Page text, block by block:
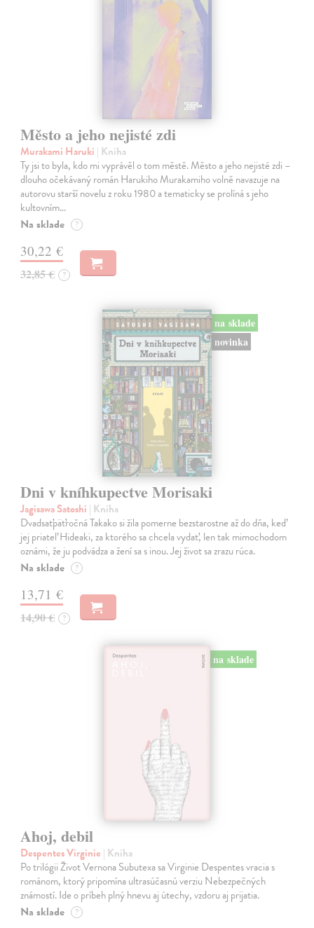
Město a jeho nejisté zdi
Murakami Haruki | Kniha
Ty jsi to byla, kdo mi vyprávěl o tom městě. Město a jeho nejisté zdi –
dlouho očekávaný román Harukiho Murakamiho volně navazuje na
autorovu starší novelu z roku 1980 a tematicky se prolíná s jeho
kultovním…
Na sklade ?
30,22 €
32,85 € ?
na sklade
novinka
Dni v kníhkupectve Morisaki
Jagisawa Satoshi | Kniha
Dvadsaťpäťročná Takako si žila pomerne bezstarostne až do dňa, keď
jej priateľ Hideaki, za ktorého sa chcela vydať, len tak mimochodom
oznámi, že ju podvádza a žení sa s inou. Jej život sa zrazu rúca.
Na sklade ?
13,71 €
14,90 € ?
na sklade
Ahoj, debil
Despentes Virginie | Kniha
Po trilógii Život Vernona Subutexa sa Virginie Despentes vracia s
románom, ktorý pripomína ultrasúčasnú verziu Nebezpečných
známostí. Ide o príbeh plný hnevu aj útechy, vzdoru aj prijatia.
Na sklade ?